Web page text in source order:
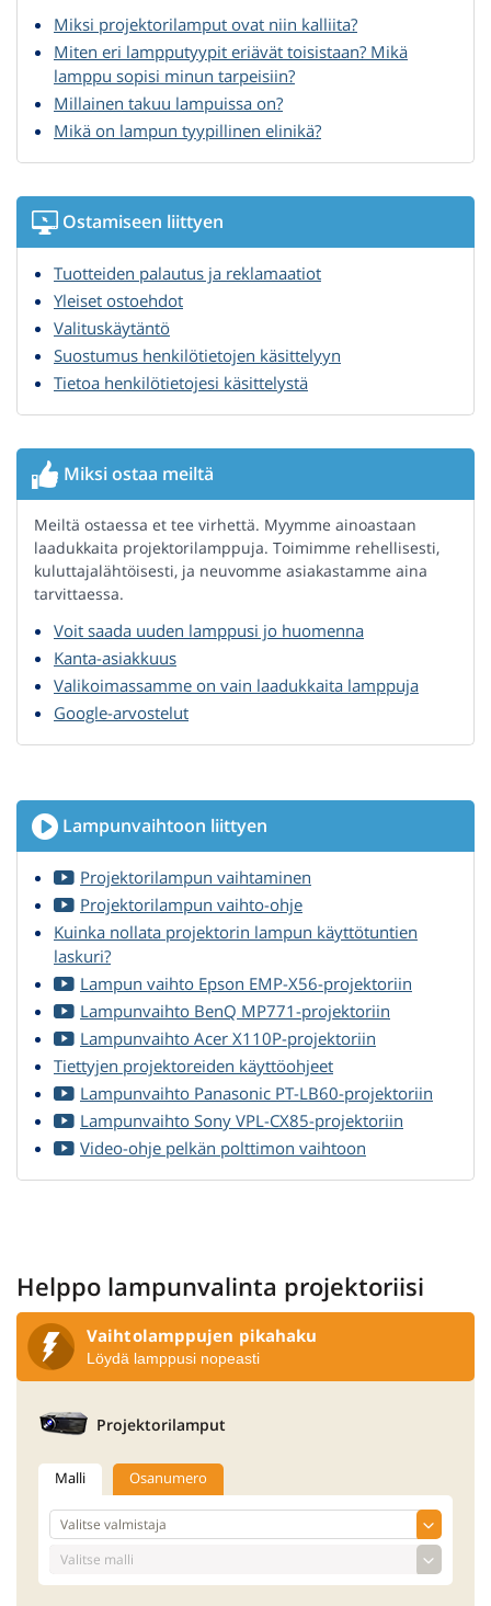
Miksi projektorilamput ovat niin kalliita?
Miten eri lampputyypit eriävät toisistaan? Mikä
lamppu sopisi minun tarpeisiin?
Millainen takuu lampuissa on?
Mikä on lampun tyypillinen elinikä?
Ostamiseen liittyen
Tuotteiden palautus ja reklamaatiot
Yleiset ostoehdot
Valituskäytäntö
Suostumus henkilötietojen käsittelyyn
Tietoa henkilötietojesi käsittelystä
Miksi ostaa meiltä
Meiltä ostaessa et tee virhettä. Myymme ainoastaan
laadukkaita projektorilamppuja. Toimimme rehellisesti,
kuluttajalähtöisesti, ja neuvomme asiakastamme aina
tarvittaessa.
Voit saada uuden lamppusi jo huomenna
Kanta-asiakkuus
Valikoimassamme on vain laadukkaita lamppuja
Google-arvostelut
Lampunvaihtoon liittyen
Projektorilampun vaihtaminen
Projektorilampun vaihto-ohje
Kuinka nollata projektorin lampun käyttötuntien
laskuri?
Lampun vaihto Epson EMP-X56-projektoriin
Lampunvaihto BenQ MP771-projektoriin
Lampunvaihto Acer X110P-projektoriin
Tiettyjen projektoreiden käyttöohjeet
Lampunvaihto Panasonic PT-LB60-projektoriin
Lampunvaihto Sony VPL-CX85-projektoriin
Video-ohje pelkän polttimon vaihtoon
Helppo lampunvalinta projektoriisi
Vaihtolamppujen pikahaku
Löydä lamppusi nopeasti
Projektorilamput
Malli Osanumero